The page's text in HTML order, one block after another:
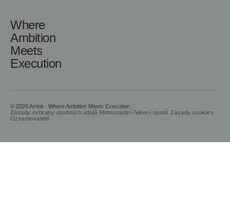
Where
Ambition
Meets
Execution
© 2026 Ambit · Where Ambition Meets Execution
Zásady ochrany osobních údajů· Mimosoudní řešení sporů· Zásady cookies·
Oznamovatelé